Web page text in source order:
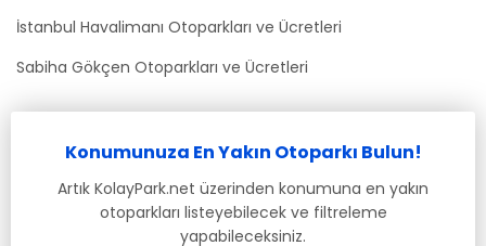
İstanbul Havalimanı Otoparkları ve Ücretleri
Sabiha Gökçen Otoparkları ve Ücretleri
Konumunuza En Yakın Otoparkı Bulun!
Artık KolayPark.net üzerinden konumuna en yakın
otoparkları listeyebilecek ve filtreleme
yapabileceksiniz.